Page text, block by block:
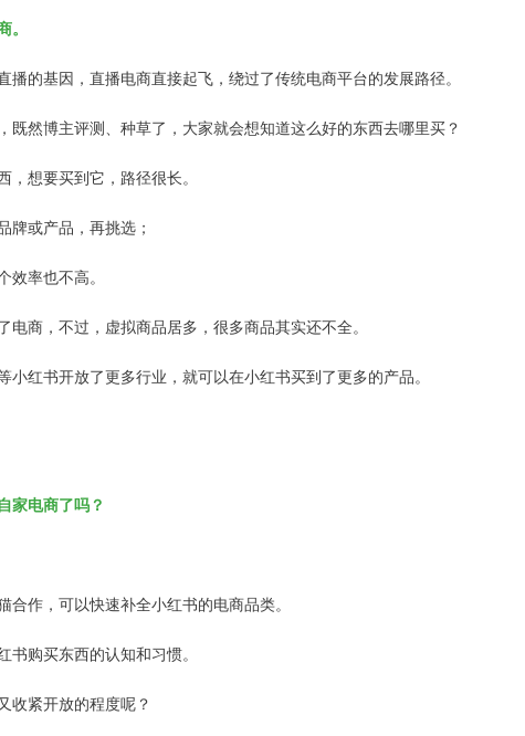
。
播的基因，直播电商直接起飞，绕过了传统电商平台的发展路径。
既然博主评测、种草了，大家就会想知道这么好的东西去哪里买？
，想要买到它，路径很长。
牌或产品，再挑选；
效率也不高。
电商，不过， 虚拟商品居多，很多商品其实还不全。
小红书开放了更多行业，就可以在小红书买到了更多的产品。
家电商了吗？
合作，可以快速补全小红书的电商品类。
书购买东西的认知和习惯。
收紧开放的程度呢？